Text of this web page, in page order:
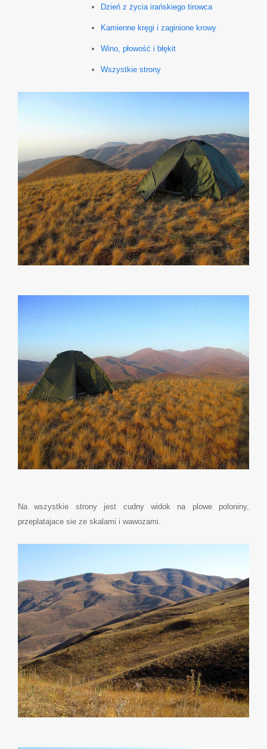
Dzień z życia irańskiego tirowca
Kamienne kręgi i zaginione krowy
Wino, płowość i błękit
Wszystkie strony
Na wszystkie strony jest cudny widok na plowe poloniny,
przeplatajace sie ze skalami i wawozami.